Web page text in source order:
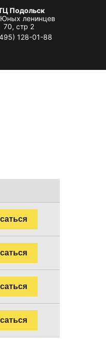
Подольск
ленинцев
70, стр 2
128-01-88